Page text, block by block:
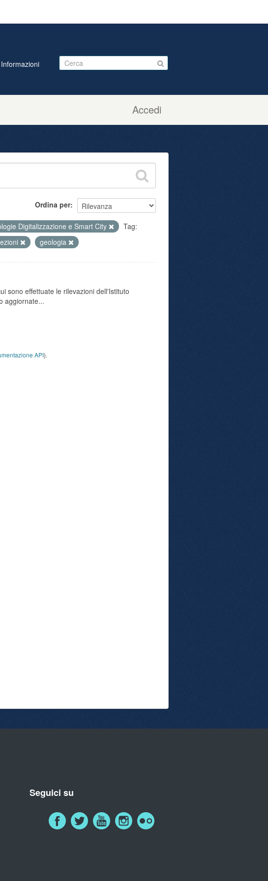
Accedi
Informazioni
Ordina per
Digitalizzazione e Smart City
Tag:
geologia
sono effettuate le rilevazioni dell'Istituto
aggiornate...
API).
Seguici su